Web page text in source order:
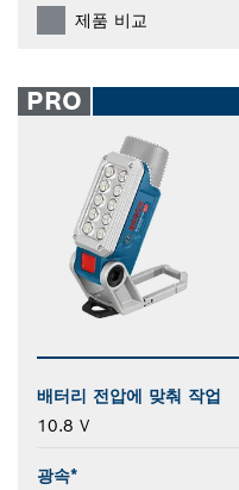
제품 비교
PRO
배터리 전압에 맞춰 작업
10.8 V
광속*